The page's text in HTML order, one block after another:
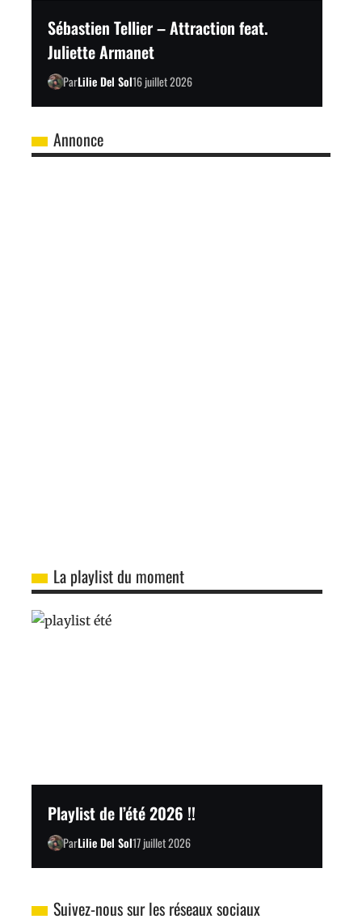
Sébastien Tellier – Attraction feat.
Juliette Armanet
ParLilie Del Sol16 juillet 2026
Annonce
La playlist du moment
Playlist de l’été 2026 !!
ParLilie Del Sol17 juillet 2026
Suivez-nous sur les réseaux sociaux